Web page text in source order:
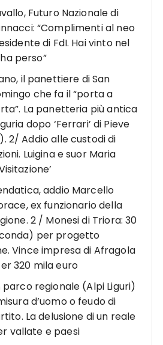
Futuro Nazionale di
“Complimenti al neo
di FdI. Hai vinto nel
perso”
il panettiere di San
che fa il “porta a
La panetteria più antica
dopo ‘Ferrari’ di Pieve
2/ Addio alle custodi di
Luigina e suor Maria
addio Marcello
ex funzionario della
2 / Monesi di Triora: 30
per progetto
Vince impresa di Afragola
320 mila euro
parco regionale (Alpi Liguri)
d’uomo o feudo di
La delusione di un reale
vallate e paesi